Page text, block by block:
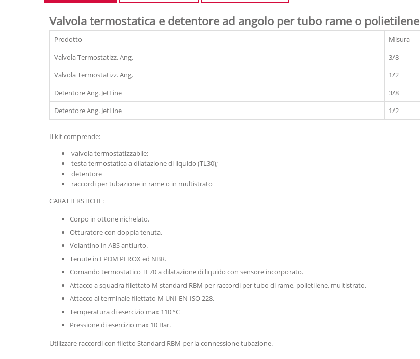
Valvola termostatica e detentore ad angolo per tubo rame o polietilene
Prodotto Misura
Valvola Termostatizz. Ang.
3/8
Valvola Termostatizz. Ang.
1/2
Detentore Ang. JetLine
3/8
Detentore Ang. JetLine
1/2
Il kit comprende:
valvola termostatizzabile;
testa termostatica a dilatazione di liquido (TL30);
detentore
raccordi per tubazione in rame o in multistrato
CARATTERSTICHE:
Corpo in ottone nichelato.
Otturatore con doppia tenuta.
Volantino in ABS antiurto.
Tenute in EPDM PEROX ed NBR.
Comando termostatico TL70 a dilatazione di liquido con sensore incorporato.
Attacco a squadra filettato M standard RBM per raccordi per tubo di rame, polietilene, multistrato.
Attacco al terminale filettato M UNI-EN-ISO 228.
Temperatura di esercizio max 110 °C
Pressione di esercizio max 10 Bar.
Utilizzare raccordi con filetto Standard RBM per la connessione tubazione.